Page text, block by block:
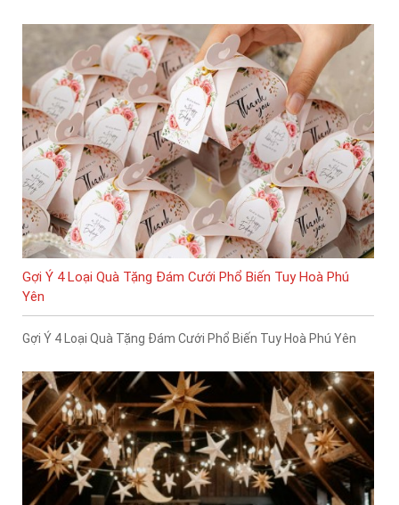
Gợi Ý 4 Loại Quà Tặng Đám Cưới Phổ Biến Tuy Hoà Phú
Yên
Gợi Ý 4 Loại Quà Tặng Đám Cưới Phổ Biến Tuy Hoà Phú Yên